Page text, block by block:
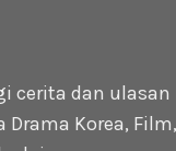
cerita dan
Korea,